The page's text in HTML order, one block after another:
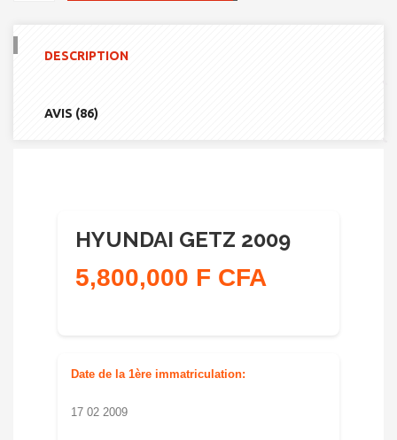
DESCRIPTION
AVIS (86)
HYUNDAI GETZ 2009
5,800,000 F CFA
Date de la 1ère immatriculation:
17 02 2009